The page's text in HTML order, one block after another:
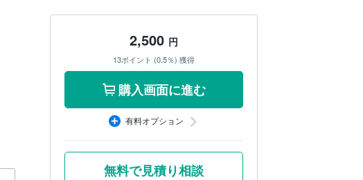
2,500 円
13ポイント (0.5％) 獲得
購入画面に進む
有料オプション
無料で見積り相談